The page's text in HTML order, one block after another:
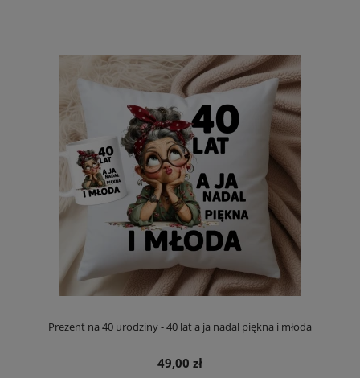
Prezent na 40 urodziny - 40 lat a ja nadal piękna i młoda
49,00 zł